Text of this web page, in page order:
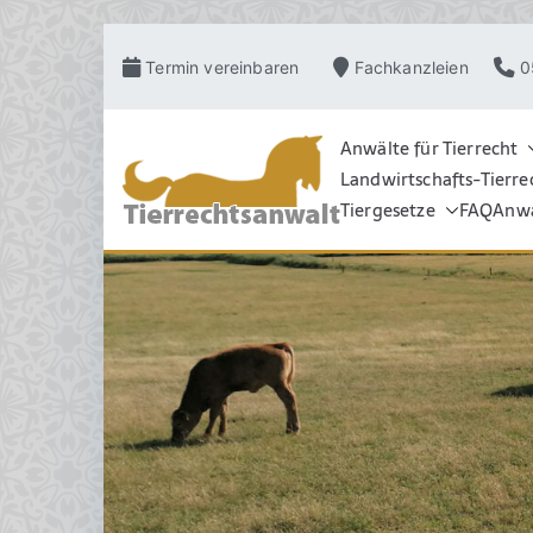
InhaltTermin vereinbaren Fachkanzleien
Pferderecht,
Grosstierrecht,
Schadensrecht,
Anwälte für Tierrecht
Landwirtschafts-
Tiergesetze
FAQ